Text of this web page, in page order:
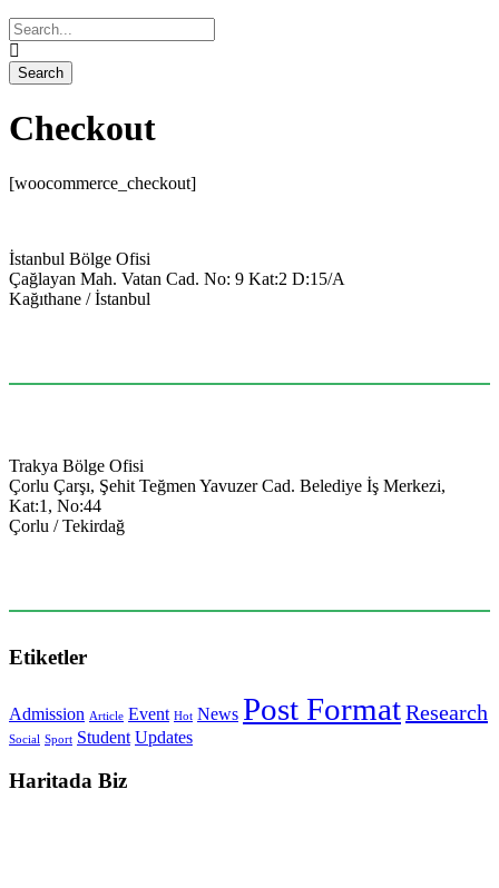
Checkout
[woocommerce_checkout]
İstanbul Bölge Ofisi
Çağlayan Mah. Vatan Cad. No: 9 Kat:2 D:15/A
Kağıthane / İstanbul
Trakya Bölge Ofisi
Çorlu Çarşı, Şehit Teğmen Yavuzer Cad. Belediye İş Merkezi,
Kat:1, No:44
Çorlu / Tekirdağ
Etiketler
Admission Article Event Hot News Post FormatResearch
Social Sport Student Updates
Haritada Biz